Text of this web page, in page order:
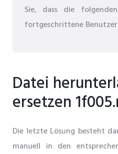
Sie, dass die
fortgeschrittene
Datei
ersetzen
Die letzte Lösung besteht
manuell in den